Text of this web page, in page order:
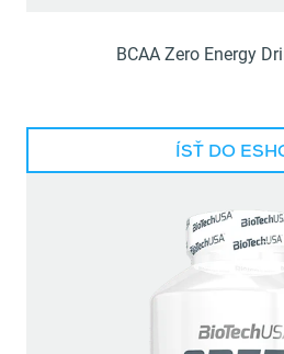
BCAA Zero Energy
ÍSŤ DO